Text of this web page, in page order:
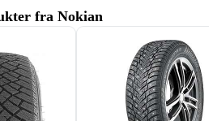
fra Nokian